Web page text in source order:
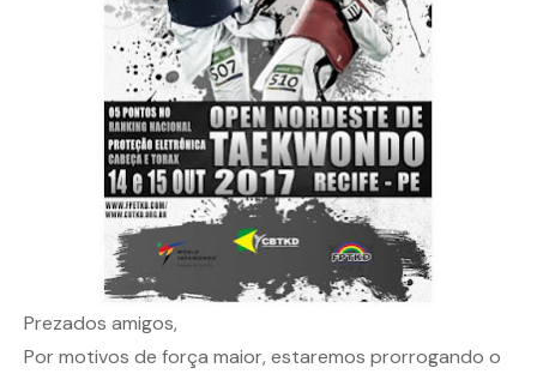
Prezados amigos,
Por motivos de força maior, estaremos prorrogando o